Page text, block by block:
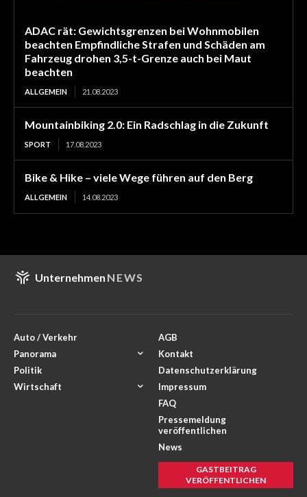
ADAC rät: Gewichtsgrenzen bei Wohnmobilen
beachten Empfindliche Strafen und Schäden am
Fahrzeug drohen 3,5-t-Grenze auch bei Maut
beachten
ALLGEMEIN 21.08.2023
Mountainbiking 2.0: Ein Radschlag in die Zukunft
SPORT 17.08.2023
Bike & Hike – viele Wege führen auf den Berg
ALLGEMEIN 14.08.2023
Unternehmen NEWS
Auto / Verkehr
Panorama
Politik
Wirtschaft
AGB
Kontakt
Datenschutzerklärung
Impressum
FAQ
Pressemeldung
veröffentlichen
News
GASTBEITRAG
VERÖFFENTLICHEN